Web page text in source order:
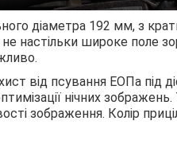
діаметра 192 мм, з
настільки широке поле
від псування ЕОПа під
нічних
зображення. Колір